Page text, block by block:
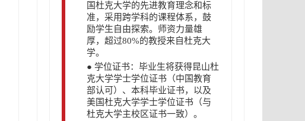
国杜克大学的先进教育理念和标
准，采用跨学科的课程体系，鼓
励学生自由探索。师资力量雄
厚，超过80%的教授来自杜克大
学。
● 学位证书：毕业生将获得昆山杜
克大学学士学位证书（中国教育
部认可）、本科毕业证书，以及
美国杜克大学学士学位证书（与
杜克大学主校区证书一致）。